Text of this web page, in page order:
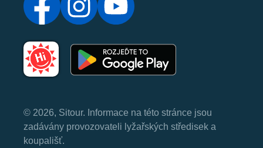
© 2026, Sitour. Informace na této stránce jsou
zadávány provozovateli lyžařských středisek a
koupališť.